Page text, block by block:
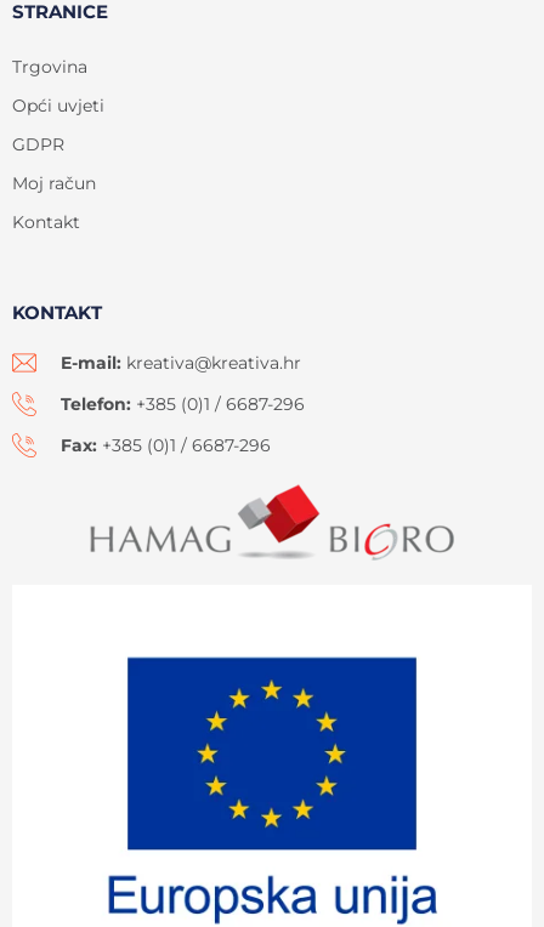
STRANICE
Trgovina
Opći uvjeti
GDPR
Moj račun
Kontakt
KONTAKT
E-mail: kreativa@kreativa.hr
Telefon: +385 (0)1 / 6687-296
Fax: +385 (0)1 / 6687-296